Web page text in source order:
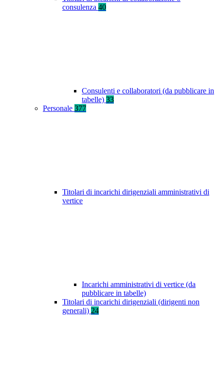
consulenza 40
Consulenti e collaboratori (da pubblicare in
tabelle) 33
Personale 377
Titolari di incarichi dirigenziali amministrativi di
vertice
Incarichi amministrativi di vertice (da
pubblicare in tabelle)
Titolari di incarichi dirigenziali (dirigenti non
generali) 24